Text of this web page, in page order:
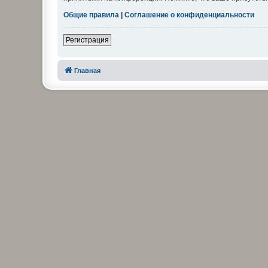
Общие правила | Соглашение о конфиденциальности
Регистрация
Главная